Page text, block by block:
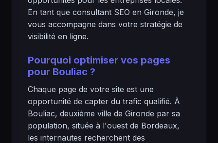
En tant que consultant SEO en Gironde, je
vous accompagne dans votre stratégie de
visibilité en ligne.
Pourquoi optimiser vos pages
pour Bouliac ?
Chaque page de votre site est une
opportunité de capter du trafic qualifié. À
Bouliac, deuxième ville de Gironde par sa
population, située à l'ouest de Bordeaux,
les internautes recherchent des